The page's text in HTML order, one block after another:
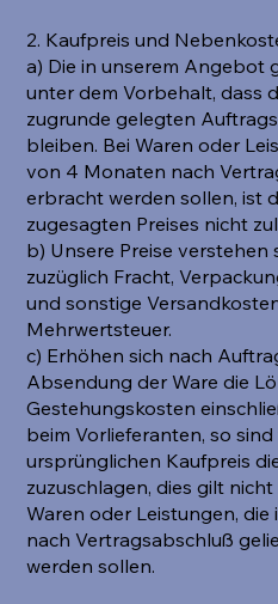
2. Kaufpreis und
a) Die in unserem Angebot
unter dem Vorbehalt, dass
zugrunde gelegten
bleiben. Bei Waren oder
von 4 Monaten nach
erbracht werden sollen, ist
zugesagten Preises nicht
b) Unsere Preise verstehen
zuzüglich Fracht,
und sonstige
Mehrwertsteuer.
c) Erhöhen sich nach
Absendung der Ware die
Gestehungskosten
beim Vorlieferanten, so
ursprünglichen Kaufpreis
zuzuschlagen, dies gilt
Waren oder Leistungen,
nach Vertragsabschluß
werden sollen.